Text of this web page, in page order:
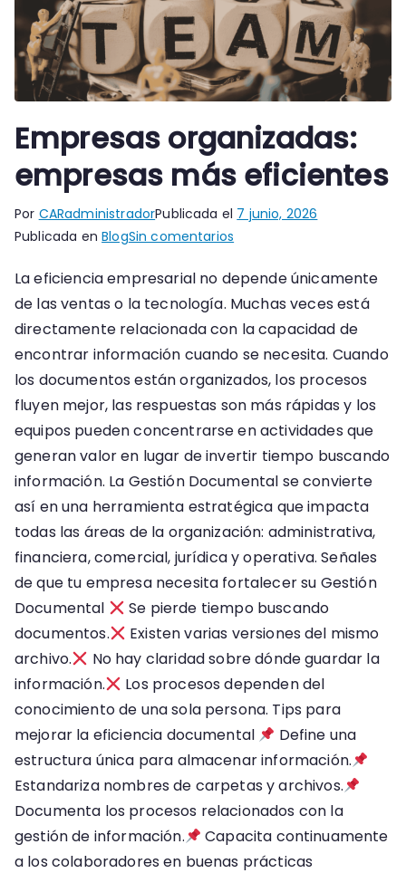
Empresas organizadas:
empresas más eficientes
Por CARadministradorPublicada el 7 junio, 2026
Publicada enBlogSin comentarios
organizadas:
empresas
más
eficientes
La eficiencia empresarial no depende únicamente
de las ventas o la tecnología. Muchas veces está
directamente relacionada con la capacidad de
encontrar información cuando se necesita. Cuando
los documentos están organizados, los procesos
fluyen mejor, las respuestas son más rápidas y los
equipos pueden concentrarse en actividades que
generan valor en lugar de invertir tiempo buscando
información. La Gestión Documental se convierte
así en una herramienta estratégica que impacta
todas las áreas de la organización: administrativa,
financiera, comercial, jurídica y operativa. Señales
de que tu empresa necesita fortalecer su Gestión
Documental
Se pierde tiempo buscando
documentos.
Existen varias versiones del mismo
archivo.
No hay claridad sobre dónde guardar la
información.
Los procesos dependen del
conocimiento de una sola persona. Tips para
mejorar la eficiencia documental
Define una
estructura única para almacenar información.
Estandariza nombres de carpetas y archivos.
Documenta los procesos relacionados con la
gestión de información.
Capacita continuamente
a los colaboradores en buenas prácticas